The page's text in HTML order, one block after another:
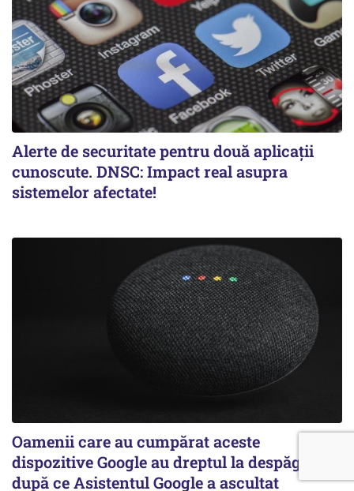
Alerte de securitate pentru două aplicații
cunoscute. DNSC: Impact real asupra
sistemelor afectate!
Oamenii care au cumpărat aceste
dispozitive Google au dreptul la despăgubiri,
după ce Asistentul Google a ascultat